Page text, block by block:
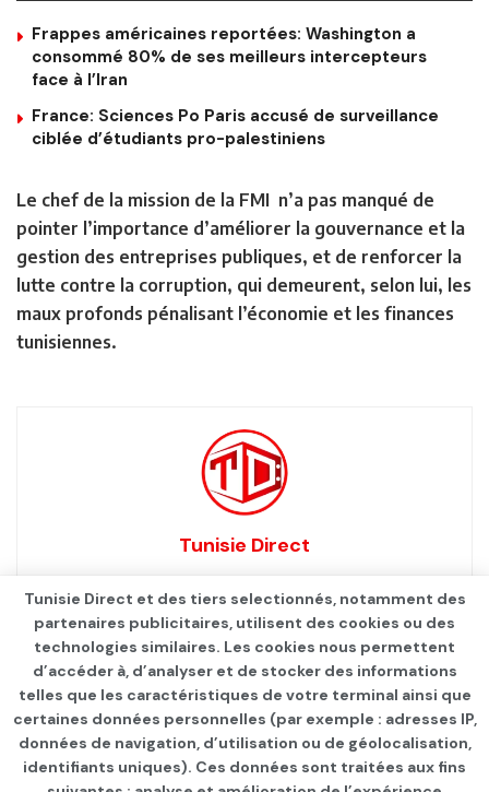
Frappes américaines reportées: Washington a
consommé 80% de ses meilleurs intercepteurs
face à l’Iran
France: Sciences Po Paris accusé de surveillance
ciblée d’étudiants pro-palestiniens
Le chef de la mission de la FMI n’a pas manqué de
pointer l’importance d’améliorer la gouvernance et la
gestion des entreprises publiques, et de renforcer la
lutte contre la corruption, qui demeurent, selon lui, les
maux profonds pénalisant l’économie et les finances
tunisiennes.
Tunisie Direct
Qui sommes-nous ? Advertise Contact S’identifier
Tunisie Direct et des tiers selectionnés, notamment des
partenaires publicitaires, utilisent des cookies ou des
technologies similaires. Les cookies nous permettent
d’accéder à, d’analyser et de stocker des informations
telles que les caractéristiques de votre terminal ainsi que
certaines données personnelles (par exemple : adresses IP,
données de navigation, d’utilisation ou de géolocalisation,
identifiants uniques). Ces données sont traitées aux fins